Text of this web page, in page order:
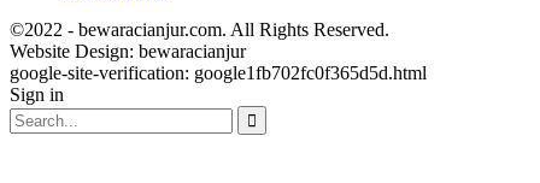
©2022 - bewaracianjur.com. All Rights Reserved.
Website Design: bewaracianjur
google-site-verification: google1fb702fc0f365d5d.html
Sign in